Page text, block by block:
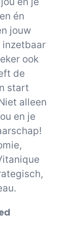
én
jouw
ook
de
start
alleen
en je